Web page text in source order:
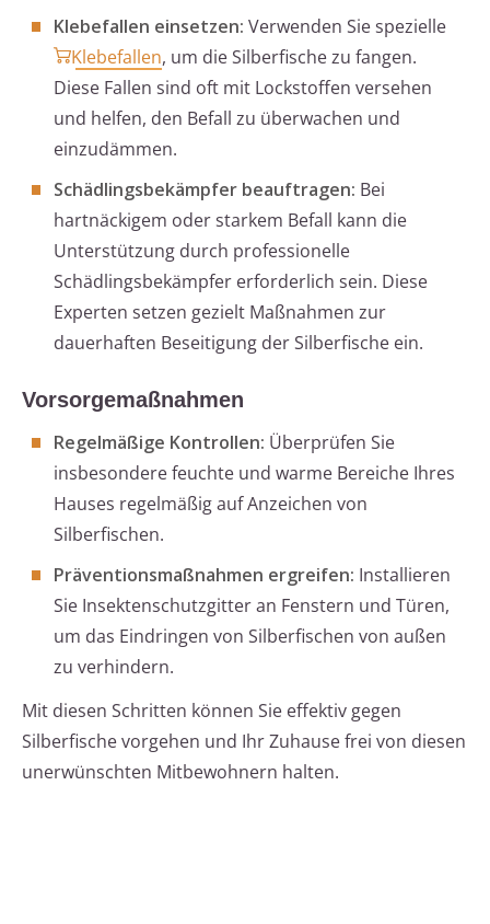
Klebefallen einsetzen: Verwenden Sie spezielle
Klebefallen, um die Silberfische zu fangen.
Diese Fallen sind oft mit Lockstoffen versehen
und helfen, den Befall zu überwachen und
einzudämmen.
Schädlingsbekämpfer beauftragen: Bei
hartnäckigem oder starkem Befall kann die
Unterstützung durch professionelle
Schädlingsbekämpfer erforderlich sein. Diese
Experten setzen gezielt Maßnahmen zur
dauerhaften Beseitigung der Silberfische ein.
Vorsorgemaßnahmen
Regelmäßige Kontrollen: Überprüfen Sie
insbesondere feuchte und warme Bereiche Ihres
Hauses regelmäßig auf Anzeichen von
Silberfischen.
Präventionsmaßnahmen ergreifen: Installieren
Sie Insektenschutzgitter an Fenstern und Türen,
um das Eindringen von Silberfischen von außen
zu verhindern.
Mit diesen Schritten können Sie effektiv gegen
Silberfische vorgehen und Ihr Zuhause frei von diesen
unerwünschten Mitbewohnern halten.